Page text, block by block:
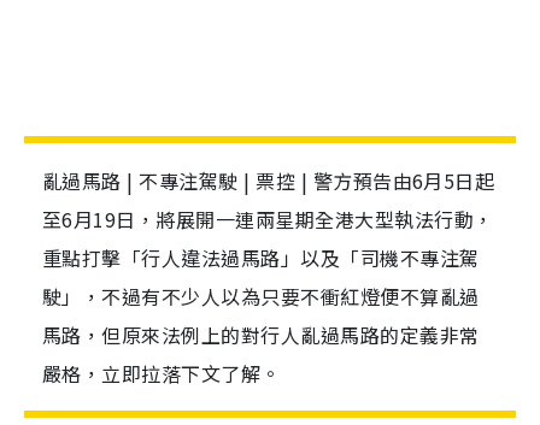
亂過馬路 | 不專注駕駛 | 票控 | 警方預告由6月5日起
至6月19日，將展開一連兩星期全港大型執法行動，
重點打擊「行人違法過馬路」以及「司機不專注駕
駛」，不過有不少人以為只要不衝紅燈便不算亂過
馬路，但原來法例上的對行人亂過馬路的定義非常
嚴格，立即拉落下文了解。